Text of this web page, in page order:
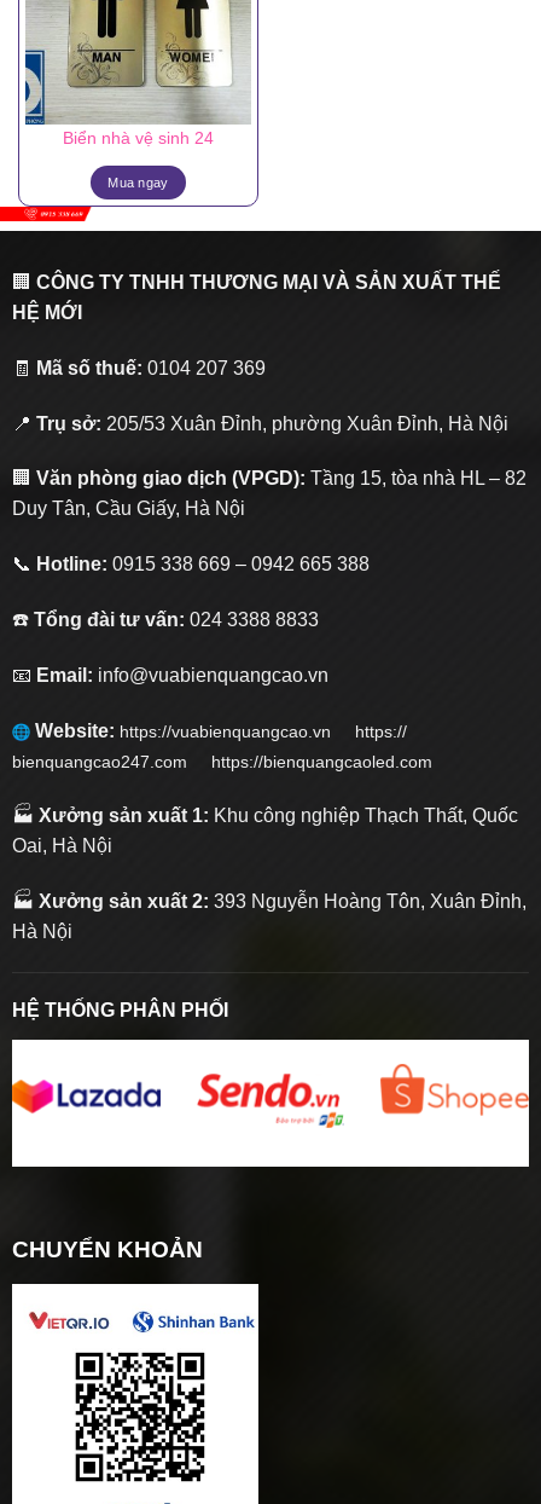
Biển nhà vệ sinh 24
Mua ngay
🏢 CÔNG TY TNHH THƯƠNG MẠI VÀ SẢN XUẤT THẾ
HỆ MỚI
🧾 Mã số thuế: 0104 207 369
📍 Trụ sở: 205/53 Xuân Đỉnh, phường Xuân Đỉnh, Hà Nội
🏢 Văn phòng giao dịch (VPGD): Tầng 15, tòa nhà HL – 82
Duy Tân, Cầu Giấy, Hà Nội
📞 Hotline: 0915 338 669 – 0942 665 388
☎️ Tổng đài tư vấn: 024 3388 8833
📧 Email: info@vuabienquangcao.vn
Website: https://vuabienquangcao.vn https://
bienquangcao247.com https://bienquangcaoled.com
🏭 Xưởng sản xuất 1: Khu công nghiệp Thạch Thất, Quốc
Oai, Hà Nội
🏭 Xưởng sản xuất 2: 393 Nguyễn Hoàng Tôn, Xuân Đỉnh,
Hà Nội
HỆ THỐNG PHÂN PHỐI
CHUYỂN KHOẢN